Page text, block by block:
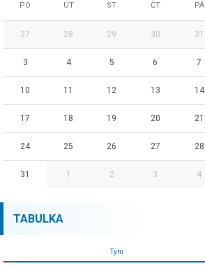
PO ÚT ST ČT PÁ
27 28 29 30 31
3 4 5 6 7
10 11 12 13 14
17 18 19 20 21
24 25 26 27 28
31 1 2 3 4
TABULKA
Tým